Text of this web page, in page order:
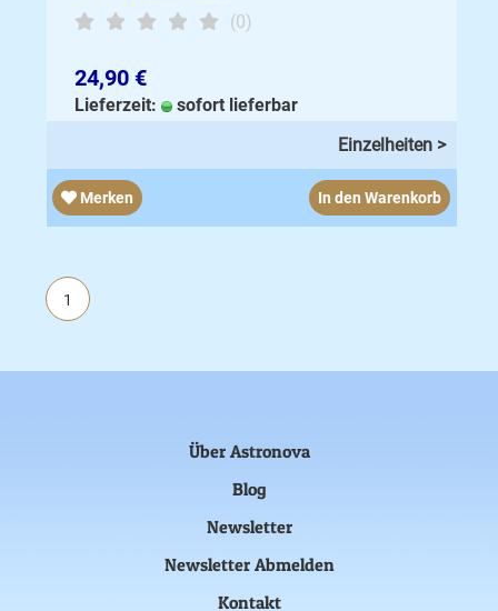
(0)
24,90 €
Lieferzeit:
sofort lieferbar
Einzelheiten >
Merken In den Warenkorb
1
Über Astronova
Blog
Newsletter
Newsletter Abmelden
Kontakt